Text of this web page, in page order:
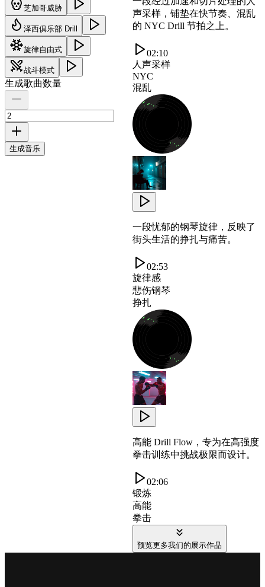
芝加哥威胁
泽西俱乐部 Drill
旋律自由式
战斗模式
生成歌曲数量
生成音乐
声采样，铺垫在快节奏、混乱
的 NYC Drill 节拍之上。
02:10
人声采样
NYC
混乱
一段忧郁的钢琴旋律，反映了
街头生活的挣扎与痛苦。
02:53
旋律感
悲伤钢琴
挣扎
高能 Drill Flow，专为在高强度
拳击训练中挑战极限而设计。
02:06
锻炼
高能
拳击
预览更多我们的展示作品